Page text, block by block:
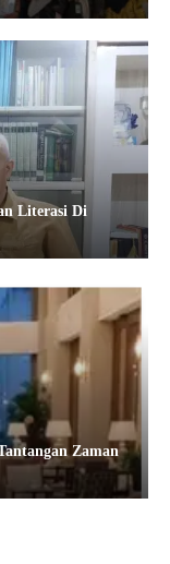
Literasi Di
Zaman